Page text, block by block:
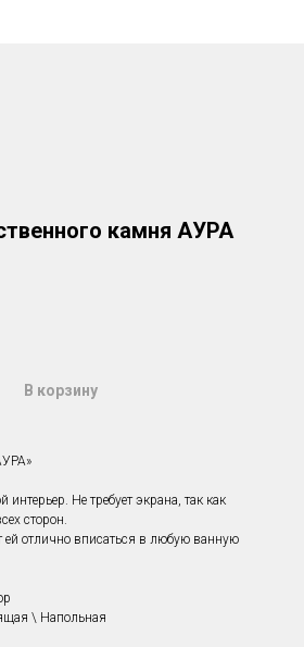
камня АУРА
В корзину
Не требует экрана, так как
сторон.
ей отлично вписаться в любую ванную
\ Напольная